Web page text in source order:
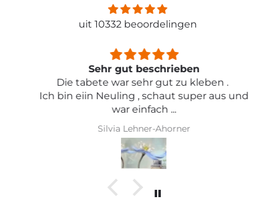
uit 10332 beoordelingen
Sehr gut beschrieben
Die tabete war sehr gut zu kleben .
Ich bin eiin Neuling , schaut super aus und
war einfach ...
Silvia Lehner-Ahorner